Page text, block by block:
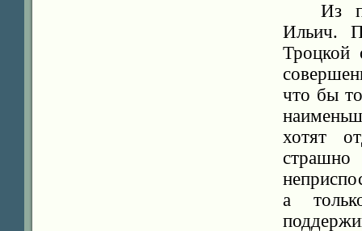
Из
Ильич.
Троцкой
что бы
хотят
страшно
а